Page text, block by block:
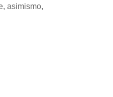
asimismo,